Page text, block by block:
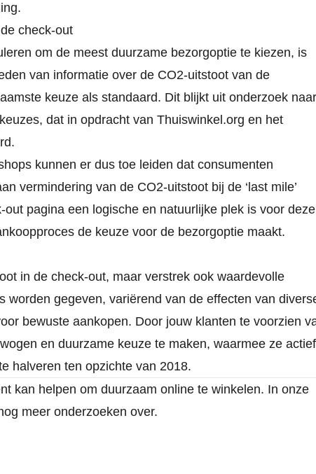
check-out
om de meest duurzame bezorgoptie te kiezen, is
van informatie over de CO2-uitstoot van de
keuze als standaard. Dit blijkt uit onderzoek naar
, dat in opdracht van Thuiswinkel.org en het
kunnen er dus toe leiden dat consumenten
vermindering van de CO2-uitstoot bij de ‘last mile’
pagina een logische en natuurlijke plek is voor deze
de keuze voor de bezorgoptie maakt.
in de check-out, maar verstrek ook waardevolle
gegeven, variërend van de effecten van
bewuste aankopen. Door jouw klanten te voorzien
en duurzame keuze te maken, waarmee ze actief
halveren ten opzichte van 2018.
kan helpen om duurzaam online te winkelen. In onze
meer onderzoeken over.